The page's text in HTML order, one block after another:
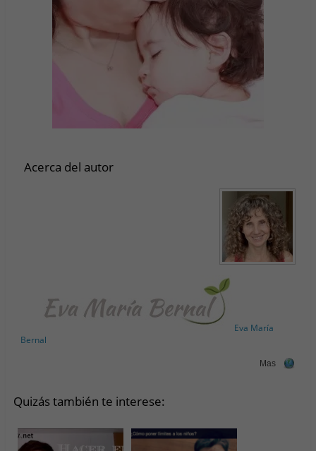
Acerca del autor
Eva María
Bernal
Mas
Quizás también te interese: